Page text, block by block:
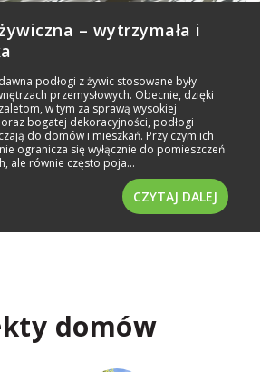
– wytrzymała i
podłogi z żywic stosowane były
przemysłowych. Obecnie, dzięki
w tym za sprawą wysokiej
oraz bogatej dekoracyjności, podłogi
do domów i mieszkań. Przy czym ich
ogranicza się wyłącznie do pomieszczeń
ale równie często poja...
CZYTAJ DALEJ
domów